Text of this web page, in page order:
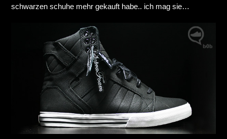
schwarzen schuhe mehr gekauft habe.. ich mag sie…